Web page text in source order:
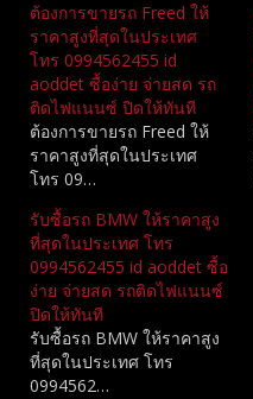
ต้องการขายรถ Freed ให้
ราคาสูงที่สุดในประเทศ
โทร 0994562455 id
aoddet ซื้อง่าย จ่ายสด รถ
ติดไฟแนนซ์ ปิดให้ทันที
ต้องการขายรถ Freed ให้
ราคาสูงที่สุดในประเทศ
โทร 09…
รับซื้อรถ BMW ให้ราคาสูง
ที่สุดในประเทศ โทร
0994562455 id aoddet ซื้อ
ง่าย จ่ายสด รถติดไฟแนนซ์
ปิดให้ทันที
รับซื้อรถ BMW ให้ราคาสูง
ที่สุดในประเทศ โทร
0994562…